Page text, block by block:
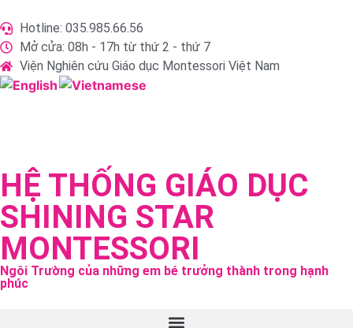
Hotline: 035.985.66.56
Mở cửa: 08h - 17h từ thứ 2 - thứ 7
Viện Nghiên cứu Giáo dục Montessori Việt Nam
HỆ THỐNG GIÁO DỤC
SHINING STAR
MONTESSORI
Ngôi Trường của những em bé trưởng thành trong hạnh
phúc